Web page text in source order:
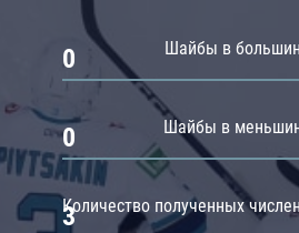
Шайбы в
0
Шайбы в
0
Количество полученных
3